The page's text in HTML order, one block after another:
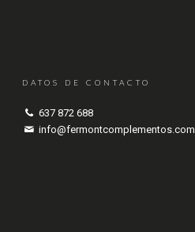
DATOS DE CONTACTO
637 872 688
info@fermontcomplementos.com